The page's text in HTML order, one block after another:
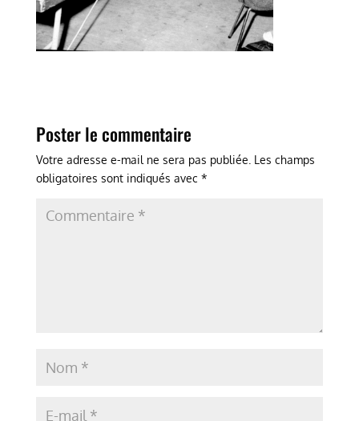
Poster le commentaire
Votre adresse e-mail ne sera pas publiée. Les champs
obligatoires sont indiqués avec *